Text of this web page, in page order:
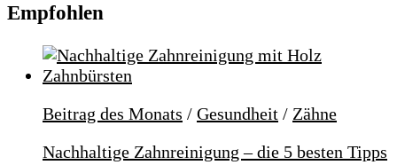
Empfohlen
Beitrag des Monats / Gesundheit / Zähne
Nachhaltige Zahnreinigung – die 5 besten Tipps